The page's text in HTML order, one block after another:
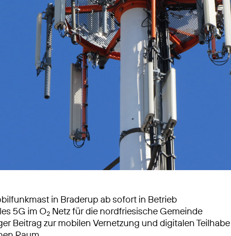
in Braderup ab sofort in Betrieb
5G im O2 Netz für die nordfriesische Gemeinde
Beitrag zur mobilen Vernetzung und digitalen